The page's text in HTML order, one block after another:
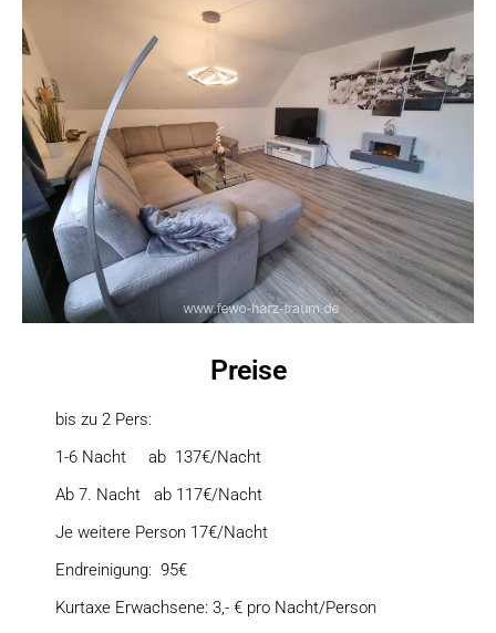
Preise
bis zu 2 Pers:
1-6 Nacht ab 137€/Nacht
Ab 7. Nacht ab 117€/Nacht
Je weitere Person 17€/Nacht
Endreinigung: 95€
Kurtaxe Erwachsene: 3,- € pro Nacht/Person